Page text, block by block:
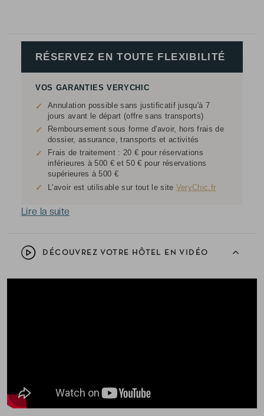
DÉCOUVREZ VOTRE HÔTEL EN VIDÉO
RÉSERVEZ EN TOUTE FLEXIBILITÉ
VOS GARANTIES VERYCHIC
✓
Annulation possible sans justificatif jusqu'à 7
jours avant le départ (offre sans transports)
✓
Remboursement sous forme d'avoir, hors frais de
dossier, assurance, transports et activités
✓
Frais de traitement : 20 € pour réservations
inférieures à 500 € et 50 € pour réservations
supérieures à 500 €
✓ L'avoir est utilisable sur tout le site VeryChic.fr
Lire la suite